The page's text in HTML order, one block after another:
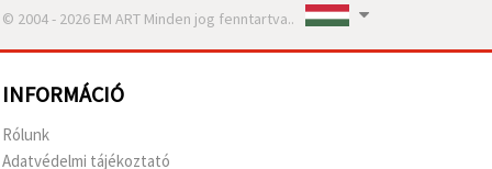
© 2004 - 2026 EM ART Minden jog fenntartva..
INFORMÁCIÓ
Rólunk
Adatvédelmi tájékoztató